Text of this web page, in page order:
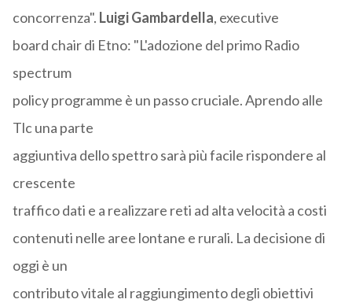
concorrenza". Luigi Gambardella, executive
board chair di Etno: "L'adozione del primo Radio
spectrum
policy programme è un passo cruciale. Aprendo alle
Tlc una parte
aggiuntiva dello spettro sarà più facile rispondere al
crescente
traffico dati e a realizzare reti ad alta velocità a costi
contenuti nelle aree lontane e rurali. La decisione di
oggi è un
contributo vitale al raggiungimento degli obiettivi